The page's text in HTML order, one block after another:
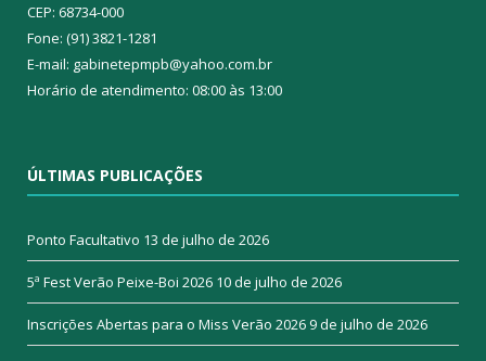
CEP: 68734-000
Fone: (91) 3821-1281
E-mail: gabinetepmpb@yahoo.com.br
Horário de atendimento: 08:00 às 13:00
ÚLTIMAS PUBLICAÇÕES
Ponto Facultativo 13 de julho de 2026
5ª Fest Verão Peixe-Boi 2026 10 de julho de 2026
Inscrições Abertas para o Miss Verão 20269 de julho de 2026